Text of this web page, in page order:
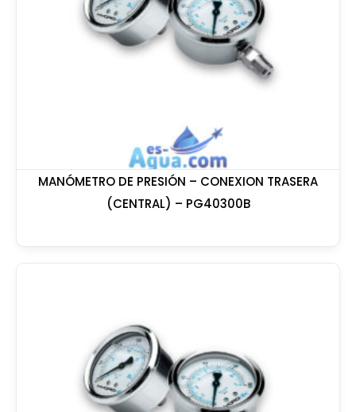
MANÓMETRO DE PRESIÓN – CONEXION TRASERA
(CENTRAL) – PG40300B